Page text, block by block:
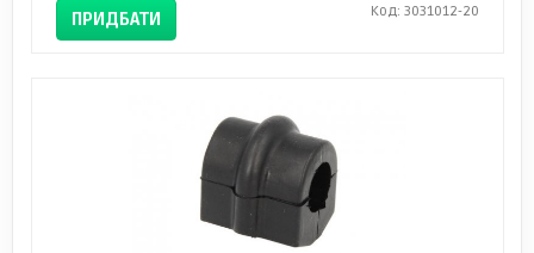
ПРИДБАТИ Код: 3031012-20